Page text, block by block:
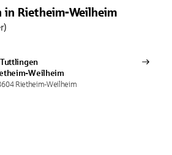
in Rietheim-Weilheim
Weilheim
Rietheim-Weilheim